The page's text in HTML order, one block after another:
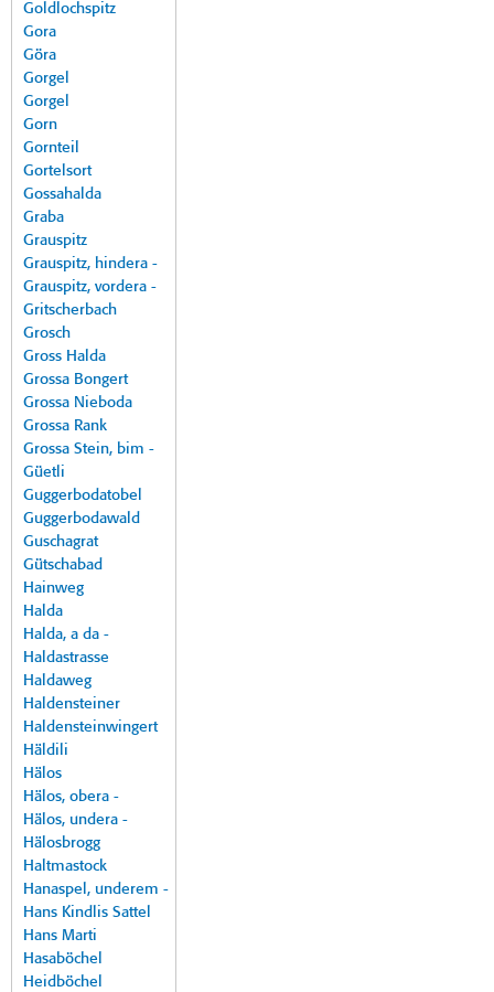
Goldlochspitz
Gora
Göra
Gorgel
Gorgel
Gorn
Gornteil
Gortelsort
Gossahalda
Graba
Grauspitz
Grauspitz, hindera -
Grauspitz, vordera -
Gritscherbach
Grosch
Gross Halda
Grossa Bongert
Grossa Nieboda
Grossa Rank
Grossa Stein, bim -
Güetli
Guggerbodatobel
Guggerbodawald
Guschagrat
Gütschabad
Hainweg
Halda
Halda, a da -
Haldastrasse
Haldaweg
Haldensteiner
Haldensteinwingert
Häldili
Hälos
Hälos, obera -
Hälos, undera -
Hälosbrogg
Haltmastock
Hanaspel, underem -
Hans Kindlis Sattel
Hans Marti
Hasaböchel
Heidböchel